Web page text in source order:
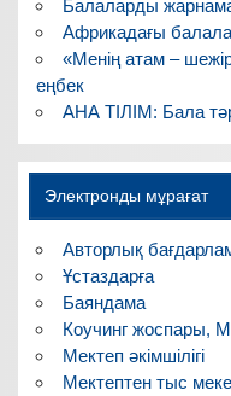
Балаларды
Африкадағы
«Менің атам –
еңбек
АНА ТІЛІМ: Бала
Электронды мұрағат
Авторлық
Ұстаздарға
Баяндама
Коучинг жоспары,
Мектеп әкімшілігі
Мектептен тыс